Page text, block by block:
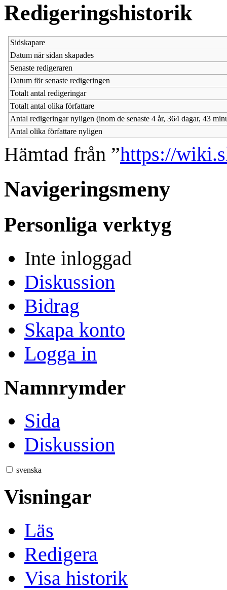
Redigeringshistorik
Sidskapare
Datum när sidan skapades
Senaste redigeraren
Datum för senaste redigeringen
Totalt antal redigeringar
Totalt antal olika författare
Antal redigeringar nyligen (inom de senaste 4 år, 364 dagar, 43
Antal olika författare nyligen
Hämtad från ”https://
Navigeringsmeny
Personliga verktyg
Inte inloggad
Diskussion
Bidrag
Skapa konto
Logga in
Namnrymder
Sida
Diskussion
svenska
Visningar
Läs
Redigera
Visa historik